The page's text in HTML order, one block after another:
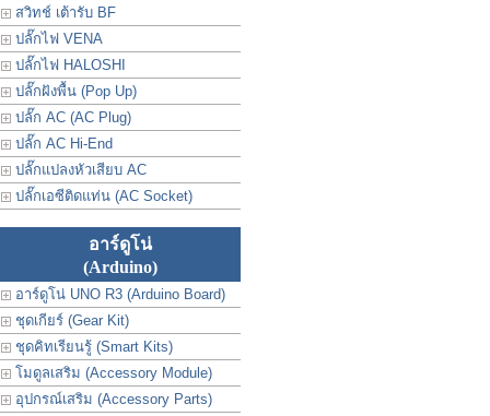
สวิทช์ เต้ารับ BF
ปลั๊กไฟ VENA
ปลั๊กไฟ HALOSHI
ปลั๊กฝังพื้น (Pop Up)
ปลั๊ก AC (AC Plug)
ปลั๊ก AC Hi-End
ปลั๊กแปลงหัวเสียบ AC
ปลั๊กเอซีติดแท่น (AC Socket)
อาร์ดูโน่
(Arduino)
อาร์ดูโน่ UNO R3 (Arduino Board)
ชุดเกียร์ (Gear Kit)
ชุดคิทเรียนรู้ (Smart Kits)
โมดูลเสริม (Accessory Module)
อุปกรณ์เสริม (Accessory Parts)